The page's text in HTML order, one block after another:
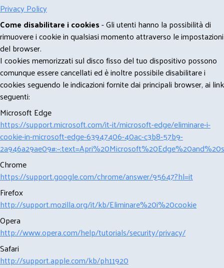
Privacy Policy
Come disabilitare i cookies- Gli utenti hanno la possibilità di
rimuovere i cookie in qualsiasi momento attraverso le impostazioni
del browser.
I cookies memorizzati sul disco fisso del tuo dispositivo possono
comunque essere cancellati ed è inoltre possibile disabilitare i
cookies seguendo le indicazioni fornite dai principali browser, ai link
seguenti:
Microsoft Edge
https://support.microsoft.com/it-it/microsoft-edge/eliminare-i-
cookie-in-microsoft-edge-63947406-40ac-c3b8-57b9-
Chrome
https://support.google.com/chrome/answer/95647?hl=it
Firefox
http://support.mozilla.org/it/kb/Eliminare%20i%20cookie
Opera
http://www.opera.com/help/tutorials/security/privacy/
Safari
http://support.apple.com/kb/ph11920